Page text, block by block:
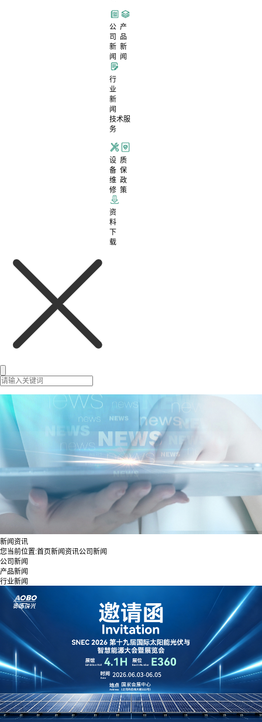
公
司
新
闻
产
品
新
闻
行
业
新
闻
技术服
务
设
备
维
修
质
保
政
策
资
料
下
载
新闻资讯
您当前位置:首页新闻资讯公司新闻
公司新闻
产品新闻
行业新闻